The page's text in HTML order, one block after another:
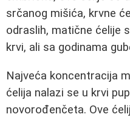
srčanog mišića, krvne
odraslih, matične ćelije
krvi, ali sa godinama
Najveća koncentracija
ćelija nalazi se u krvi
novorođenčeta. Ove